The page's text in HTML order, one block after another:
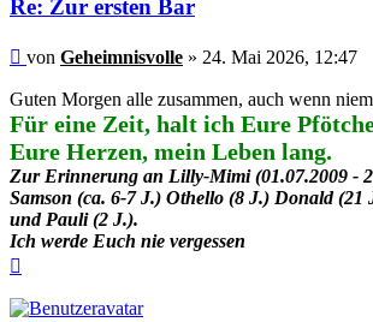
Re: Zur ersten Bar
Beitrag
von Geheimnisvolle » 24. Mai 2026, 12:47
Guten Morgen alle zusammen, auch wenn
Für eine Zeit, halt ich Eure
Eure Herzen, mein Leben lang.
Zur Erinnerung an Lilly-Mimi (01.07.2009 -
Samson (ca. 6-7 J.) Othello (8 J.) Donald (21
und Pauli (2 J.).
Ich werde Euch nie vergessen